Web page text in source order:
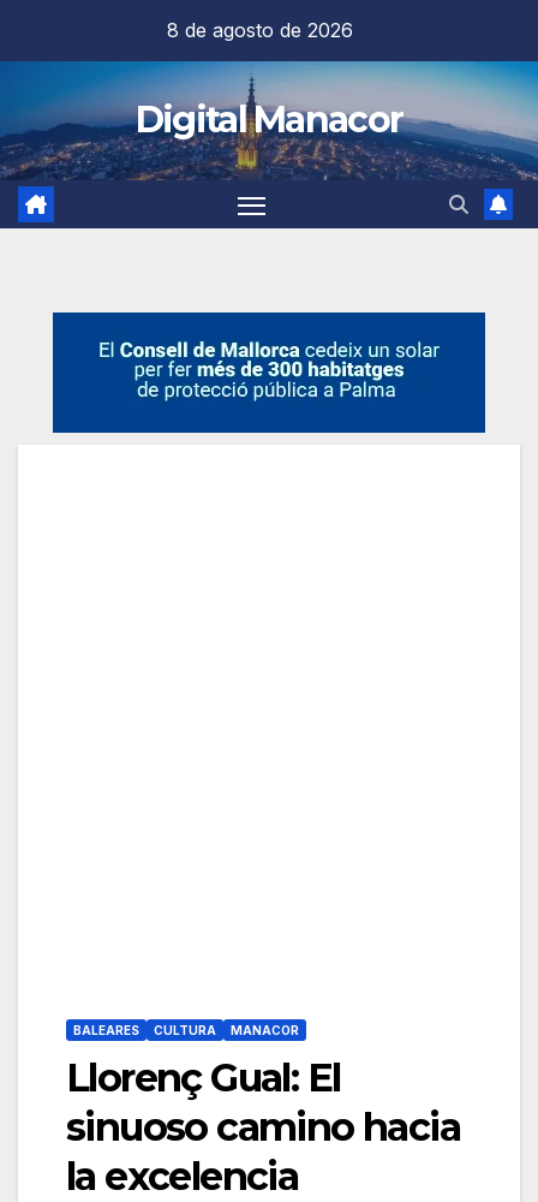
contenido
8 de agosto de 2026
Digital Manacor
BALEARES CULTURA MANACOR
Llorenç Gual: El
sinuoso camino hacia
la excelencia